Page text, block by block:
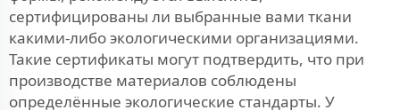
сертифицированы ли выбранные вами ткани
какими-либо экологическими организациями.
Такие сертификаты могут подтвердить, что при
производстве материалов соблюдены
определённые экологические стандарты. У